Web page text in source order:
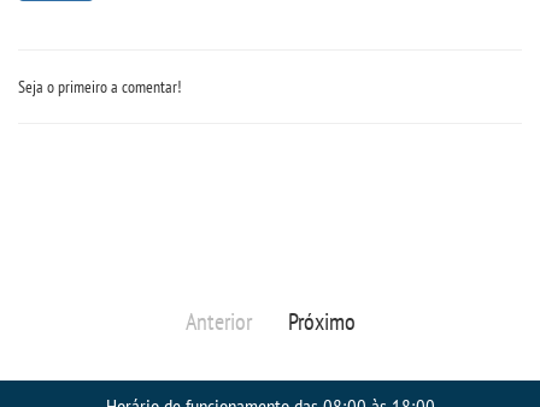
Seja o primeiro a comentar!
Anterior Próximo